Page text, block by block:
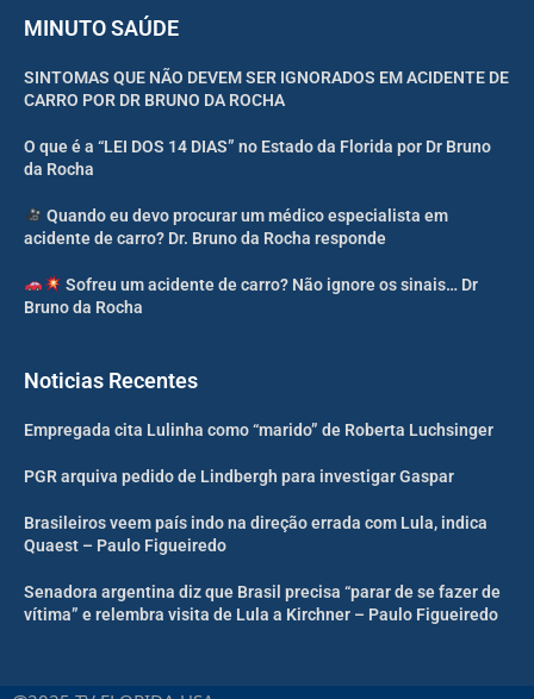
MINUTO SAÚDE
SINTOMAS QUE NÃO DEVEM SER IGNORADOS EM ACIDENTE DE
CARRO POR DR BRUNO DA ROCHA
O que é a “LEI DOS 14 DIAS” no Estado da Florida por Dr Bruno
da Rocha
Quando eu devo procurar um médico especialista em
acidente de carro? Dr. Bruno da Rocha responde
Sofreu um acidente de carro? Não ignore os sinais… Dr
Bruno da Rocha
Noticias Recentes
Empregada cita Lulinha como “marido” de Roberta Luchsinger
PGR arquiva pedido de Lindbergh para investigar Gaspar
Brasileiros veem país indo na direção errada com Lula, indica
Quaest – Paulo Figueiredo
Senadora argentina diz que Brasil precisa “parar de se fazer de
vítima” e relembra visita de Lula a Kirchner – Paulo Figueiredo